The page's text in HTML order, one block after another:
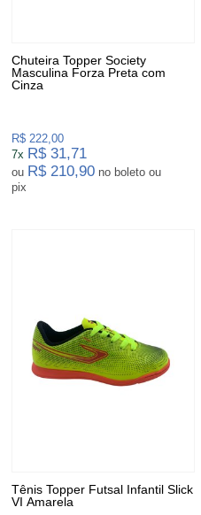
Chuteira Topper Society
Masculina Forza Preta com
Cinza
R$ 222,00
7x R$ 31,71
ou R$ 210,90 no boleto ou
pix
Tênis Topper Futsal Infantil Slick
VI Amarela